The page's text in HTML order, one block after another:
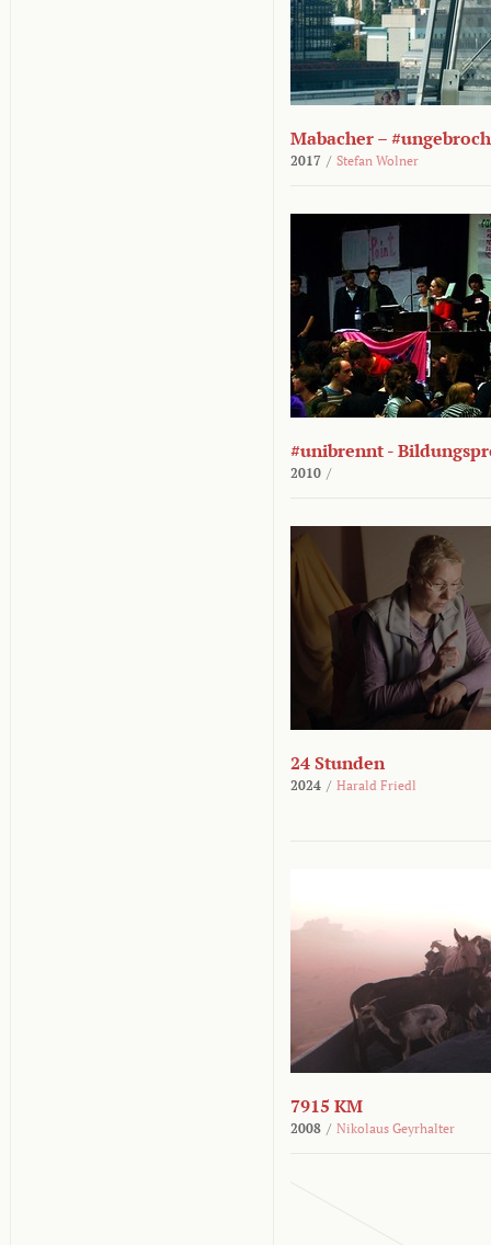
Mabacher –
2017 / Stefan Wolner
#unibrennt -
2010 /
24 Stunden
2024 / Harald Friedl
7915 KM
2008 / Nikolaus Geyrhalter